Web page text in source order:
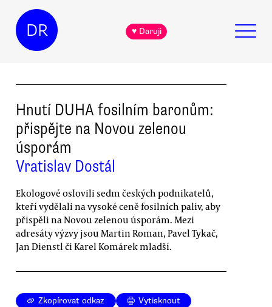
DR ♥ Daruji
Hnutí DUHA fosilním baronům:
přispějte na Novou zelenou
úsporám
Vratislav Dostál
Ekologové oslovili sedm českých podnikatelů,
kteří vydělali na vysoké ceně fosilních paliv, aby
přispěli na Novou zelenou úsporám. Mezi
adresáty výzvy jsou Martin Roman, Pavel Tykač,
Jan Dienstl či Karel Komárek mladší.
Zkopírovat odkaz Vytisknout